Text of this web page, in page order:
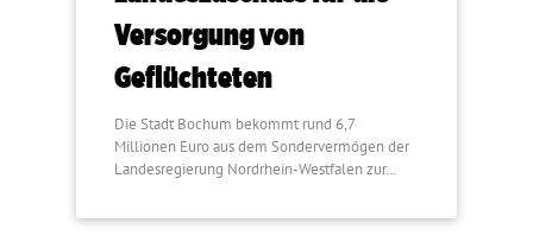
Versorgung von
Geflüchteten
Die Stadt Bochum bekommt rund 6,7
Millionen Euro aus dem Sondervermögen der
Landesregierung Nordrhein-Westfalen zur…